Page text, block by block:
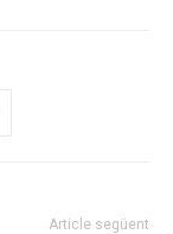
Article següent